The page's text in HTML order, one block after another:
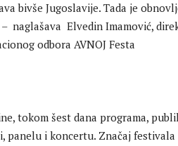
bivše Jugoslavije. Tada je
naglašava Elvedin Imamović,
odbora AVNOJ Festa
tokom šest dana programa,
panelu i koncertu. Značaj